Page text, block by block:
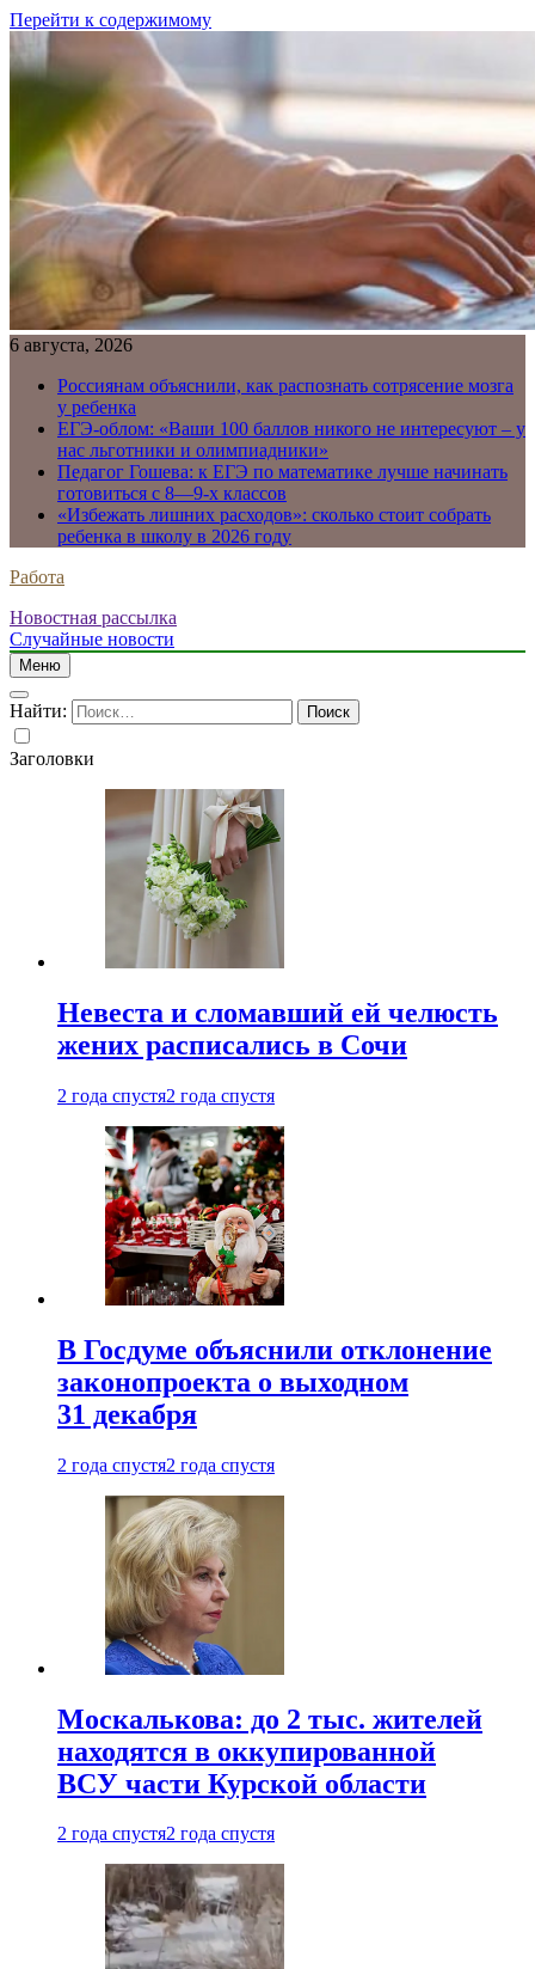
Перейти к содержимому
6 августа, 2026
Россиянам объяснили, как распознать сотрясение мозга
у ребенка
ЕГЭ-облом: «Ваши 100 баллов никого не интересуют – у
нас льготники и олимпиадники»
Педагог Гошева: к ЕГЭ по математике лучше начинать
готовиться с 8—9-х классов
«Избежать лишних расходов»: сколько стоит собрать
ребенка в школу в 2026 году
Работа
Новостная рассылка
Случайные новости
Меню
Найти:
Заголовки
Невеста и сломавший ей челюсть
жених расписались в Сочи
2 года спустя2 года спустя
В Госдуме объяснили отклонение
законопроекта о выходном
31 декабря
2 года спустя2 года спустя
Москалькова: до 2 тыс. жителей
находятся в оккупированной
ВСУ части Курской области
2 года спустя2 года спустя